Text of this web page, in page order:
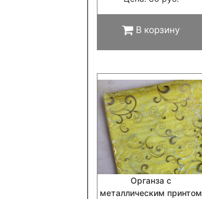
В корзину
Органза с
металлическим принтом